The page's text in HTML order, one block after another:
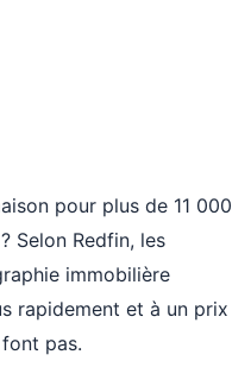
pour plus de 11 000
Selon Redfin, les
immobilière
rapidement et à un prix
pas.